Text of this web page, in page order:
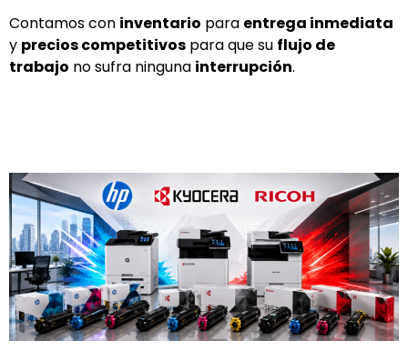
Contamos con inventario para entrega inmediata
y precios competitivos para que su flujo de
trabajo no sufra ninguna interrupción.